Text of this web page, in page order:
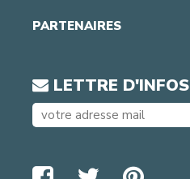
PARTENAIRES
LETTRE D'INFOS